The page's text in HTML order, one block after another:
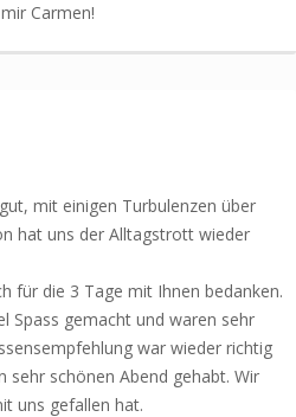
Carmen!
mit einigen Turbulenzen über
hat uns der Alltagstrott wieder
für die 3 Tage mit Ihnen bedanken.
Spass gemacht und waren sehr
war wieder richtig
sehr schönen Abend gehabt. Wir
uns gefallen hat.